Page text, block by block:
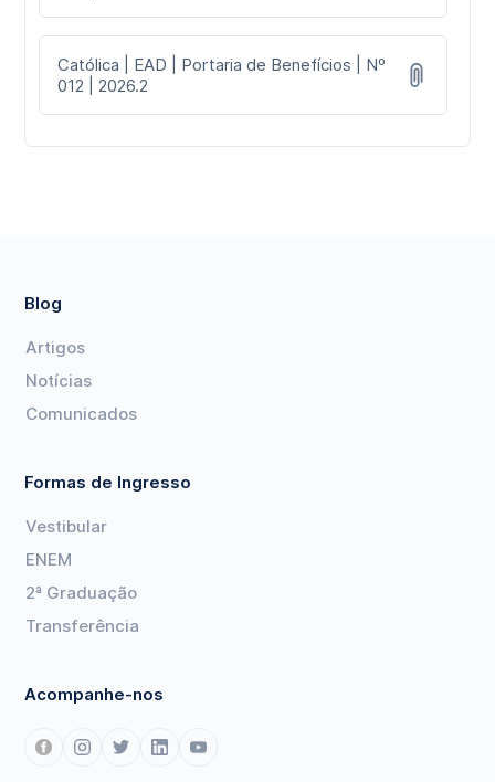
Católica | EAD | Portaria de Benefícios | Nº
012 | 2026.2
Blog
Artigos
Notícias
Comunicados
Formas de Ingresso
Vestibular
ENEM
2ª Graduação
Transferência
Acompanhe-nos